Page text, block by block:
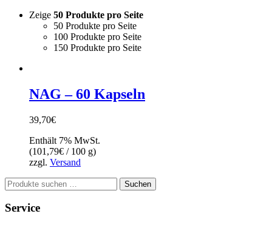
Zeige 50 Produkte pro Seite
50 Produkte pro Seite
100 Produkte pro Seite
150 Produkte pro Seite
NAG – 60 Kapseln
39,70€
Enthält 7% MwSt.
(101,79€ / 100 g)
zzgl. Versand
Suchen
nach:
Suchen
Service